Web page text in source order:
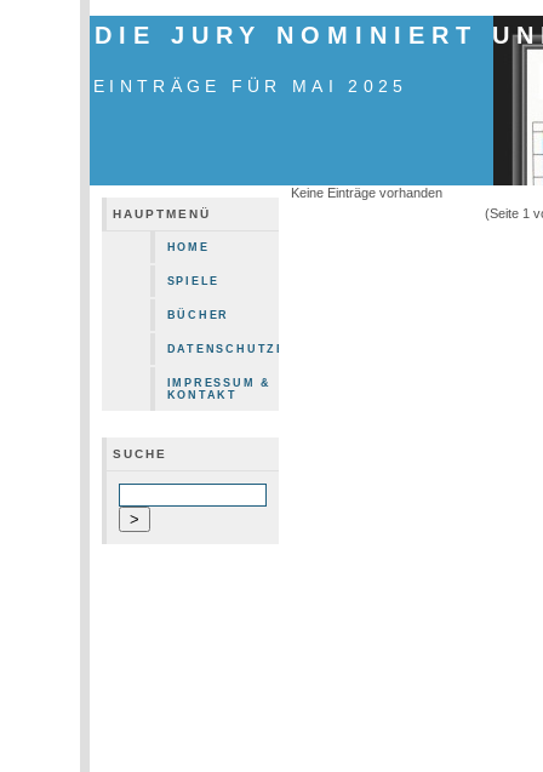
DIE JURY NOMINIERT
EINTRÄGE FÜR MAI 2025
HAUPTMENÜ
HOME
SPIELE
BÜCHER
DATENSCHUTZERKLÄRUNG
IMPRESSUM &
KONTAKT
SUCHE
Keine Einträge vorhanden
(Seite 1